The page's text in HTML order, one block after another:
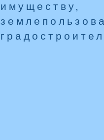
имуществу,